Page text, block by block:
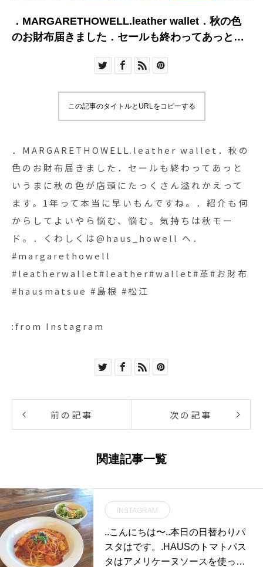
．MARGARETHOWELL.leather wallet．秋の色
のお財布届きました．セールも終わってあっとい
す。1年って本当に早いもんですね。．紹介も何か
ド。．くわしくは@haus_howell へ．
この記事のタイトルとURLをコピーする
．MARGARETHOWELL.leather wallet．秋の
色のお財布届きました．セールも終わってあっと
いうまに秋の色が店頭にたっくさん溢れかえって
ます。1年って本当に早いもんですね。．紹介も何
からしてよいやら悩む、悩む。気持ちは秋モー
ド。．くわしくは@haus_howell へ．
#margarethowell
#leatherwallet#leather#wallet#革#お財布
#hausmatsue #島根 #松江
:from Instagram
前の記事 次の記事
関連記事一覧
INSTAGRAM
..こんにちは〜︎..本日の日替わりパ
スタはです。.HAUSのトマトパス
タはアメリケーヌソースを使って